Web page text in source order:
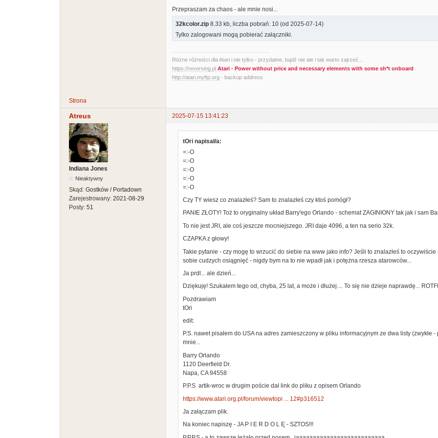
Przepraszam za chaos - ale mnie nosi...
32kcolor.zip 8.33 kb, liczba pobrań: 10 (od 2025-07-14)
Tylko zalogowani mogą pobierać załączniki.
Różne różności dla Atari i nie tylko - przydatne, bądź nie ale i tak warto zajrzeć...
https://reversing.pl Atari - Power without price and necessary elements with some sh*t onboard
http://atari.myftp.org - backup address
Strona
Atreus 2025-07-15 13:41:23
Indiana Jones
Nieaktywny
Skąd: Gostków / Portadown
Zarejestrowany: 2021-08-29
Posty: 51
tOri napisał/a:
=:-O
=:-O
=:-O
=:-O
=:-O
Czy TY wiesz co znalazłeś? Sam to znalazłeś czy ktoś pomógł?
PANIE ZŁOTY! Toż to oryginalny układ Barry'ego Orlando - schemat ZAGINIONY tak jak i sam
To nie jest JRI, ale coś jeszcze mocniejszego. JRI daje 4096, a ten na serio 32k.
CZAPKA z głowy!
Takie pytanie - czy mogę to wrzucić do siebie na www jako info? Jeśli to znalazłeś to
sobie cudzych osiągnięć - nigdy bym na to nie wpadł jak i potężna rzesza atarowców...
Ja prdl... ale dzień...
Dziękuję! Szukałem tego od, chyba, 25 lat, a może i dłużej.... To się nie dzieje naprawdę...
Pozdrawiam
tOri
edit:
P.S. nawet pisałem do USA na adres zamieszczony w pliku informacyjnym ze dwa listy (zwykłe
mnie...
Barry Orlando
1120 Deerfield Dr.
Napa, CA 94558
P.P.S artik-wroc w drugim poście dał link do pliku z opisem Orlando
https://www.atari.org.pl/forum/viewtopi ... 12#p316512
Ja załączam plik.
Na koniec napiszę - JA P I E R D O L Ę - SZTOS!!!